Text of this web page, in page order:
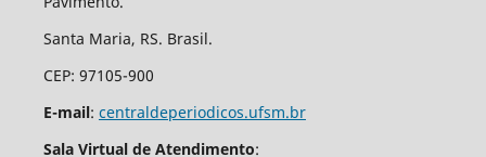
Santa Maria, RS. Brasil.
CEP: 97105-900
E-mail: centraldeperiodicos.ufsm.br
Sala Virtual de Atendimento: